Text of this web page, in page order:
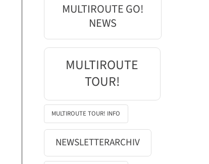
MULTIROUTE GO!
NEWS
MULTIROUTE
TOUR!
MULTIROUTE TOUR! INFO
NEWSLETTERARCHIV